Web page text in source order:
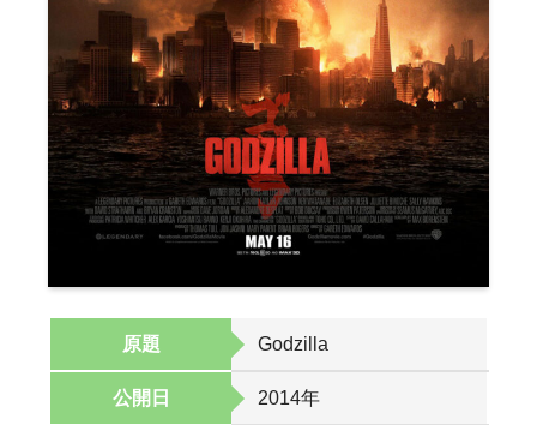
原題 Godzilla
公開日 2014年